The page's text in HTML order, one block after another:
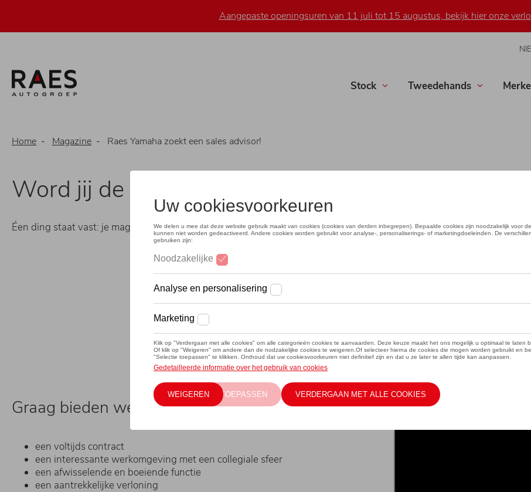
naar
gaan
Aangepaste openingsuren van 11 juli tot 15 augustus, bekijk hier onze
Stock Tweedehands
Home Magazine Raes Yamaha zoekt een sales advisor!
Word jij de sales advisor bij Yamaha Raes
Éen ding staat vast: je mag samenwerken met Koenén hij heeft elke dag een aanstekelijk goed humeur.
Graag bieden we jou het volgende:
een voltijds contract
een interessante werkomgeving met een collegiale sfeer
een afwisselende en boeiende functie
een aantrekkelijke verloning
video
URL